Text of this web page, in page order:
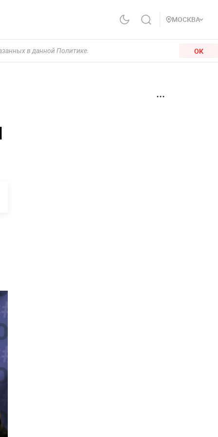
МОСКВА
в данной Политике. ОК